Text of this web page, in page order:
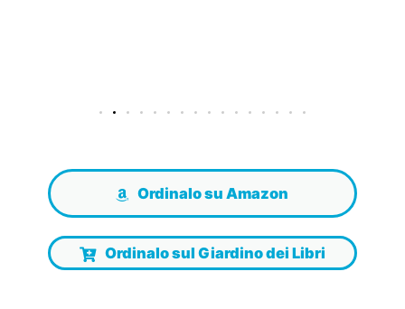
Ordinalo su Amazon
Ordinalo sul Giardino dei Libri